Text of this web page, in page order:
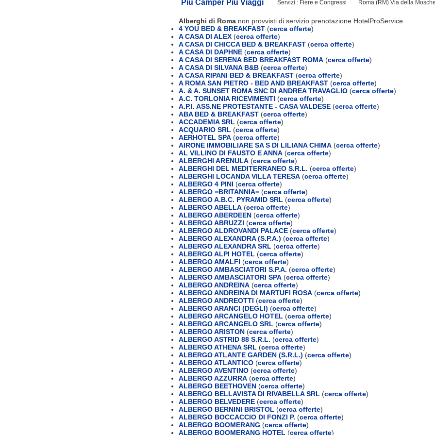
Più Camper Più Viaggi Servizi : Fiere e Congressi Roma (RM) Via della
Alberghi di Roma non provvisti di servizio prenotazione HotelProService
4 YOU BED & BREAKFAST (cerca offerte)
A CASA DI ALEX (cerca offerte)
A CASA DI CHICCA BED & BREAKFAST (cerca offerte)
A CASA DI DAPHNE (cerca offerte)
A CASA DI SERENA BED BREAKFAST ROMA (cerca offerte)
A CASA DI SILVANA B&B (cerca offerte)
A CASA RIPANI BED & BREAKFAST (cerca offerte)
A ROMA SAN PIETRO - BED AND BREAKFAST (cerca offerte)
A. & A. SUNSET ROMA SNC DI ANDREA TRAVAGLIO (cerca offerte)
A.C. TORLONIA RICEVIMENTI (cerca offerte)
A.P.I. ASS.NE PROTESTANTE - CASA VALDESE (cerca offerte)
ABA BED & BREAKFAST (cerca offerte)
ACCADEMIA SRL (cerca offerte)
ACQUARIO SRL (cerca offerte)
AERHOTEL SPA (cerca offerte)
AIRONE IMMOBILIARE SA S DI LILIANA CHIMA (cerca offerte)
AL VILLINO DI FAUSTO E ANNA (cerca offerte)
ALBERGHI ARENULA (cerca offerte)
ALBERGHI DEL MEDITERRANEO S.R.L. (cerca offerte)
ALBERGHI LOCANDA VILLA TERESA (cerca offerte)
ALBERGO 4 PINI (cerca offerte)
ALBERGO =BRITANNIA= (cerca offerte)
ALBERGO A.B.C. PYRAMID SRL (cerca offerte)
ALBERGO ABELLA (cerca offerte)
ALBERGO ABERDEEN (cerca offerte)
ALBERGO ABRUZZI (cerca offerte)
ALBERGO ALDROVANDI PALACE (cerca offerte)
ALBERGO ALEXANDRA (S.P.A.) (cerca offerte)
ALBERGO ALEXANDRA SRL (cerca offerte)
ALBERGO ALPI HOTEL (cerca offerte)
ALBERGO AMALFI (cerca offerte)
ALBERGO AMBASCIATORI S.P.A. (cerca offerte)
ALBERGO AMBASCIATORI SPA (cerca offerte)
ALBERGO ANDREINA (cerca offerte)
ALBERGO ANDREINA DI MARTUFI ROSA (cerca offerte)
ALBERGO ANDREOTTI (cerca offerte)
ALBERGO ARANCI (DEGLI) (cerca offerte)
ALBERGO ARCANGELO HOTEL (cerca offerte)
ALBERGO ARCANGELO SRL (cerca offerte)
ALBERGO ARISTON (cerca offerte)
ALBERGO ASTRID 88 S.R.L. (cerca offerte)
ALBERGO ATHENA SRL (cerca offerte)
ALBERGO ATLANTE GARDEN (S.R.L.) (cerca offerte)
ALBERGO ATLANTICO (cerca offerte)
ALBERGO AVENTINO (cerca offerte)
ALBERGO AZZURRA (cerca offerte)
ALBERGO BEETHOVEN (cerca offerte)
ALBERGO BELLAVISTA DI RIVABELLA SRL (cerca offerte)
ALBERGO BELVEDERE (cerca offerte)
ALBERGO BERNINI BRISTOL (cerca offerte)
ALBERGO BOCCACCIO DI FONZI P. (cerca offerte)
ALBERGO BOOMERANG (cerca offerte)
ALBERGO BOOMERANG HOTEL (cerca offerte)